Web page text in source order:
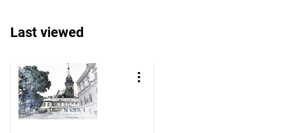
Last viewed